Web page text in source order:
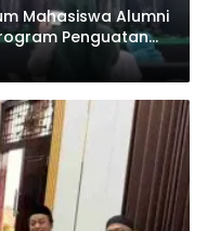
Mahasiswa Alumni
Penguatan